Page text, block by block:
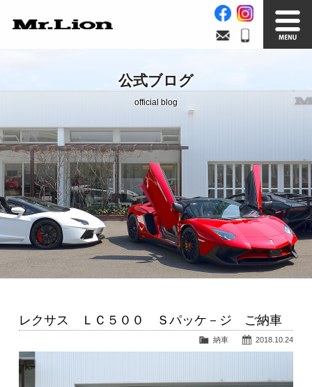
在庫車情報 買取無料査定
Factory
自社工場 サービス案内
Official Blog
公式ブログ
Company info.
会社案内
公式ブログ
official blog
レクサス ＬＣ５００ Ｓパッケ－ジ ご納車
2018.10.24
納車